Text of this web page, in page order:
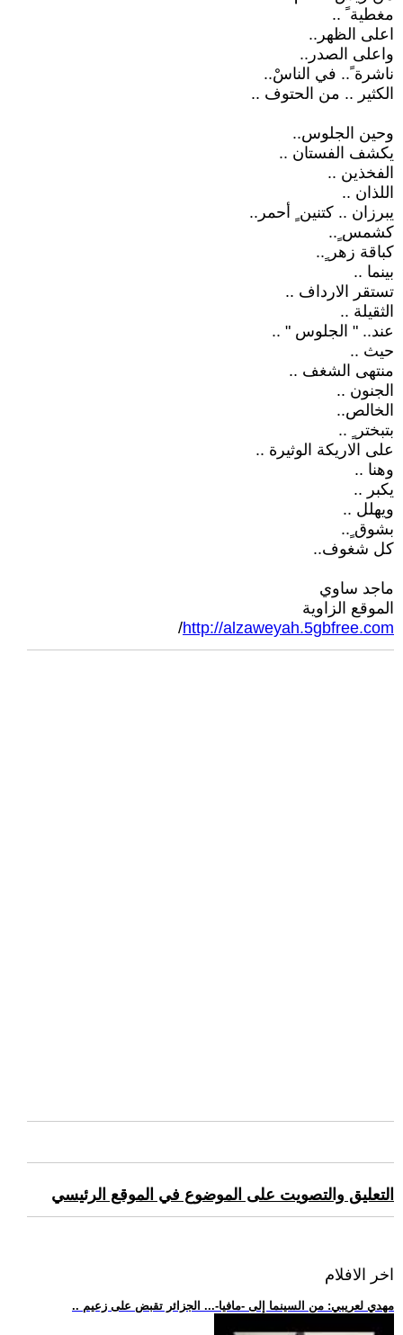
مغطية ً ..
اعلى الظهر..
واعلى الصدر..
ناشرة ً.. في الناسْ..
الكثير .. من الحتوف ..
وحين الجلوس..
يكشف الفستان ..
الفخذين ..
اللذان ..
يبرزان .. كتنين ٍ أحمر..
كشمس ٍ..
كباقة زهر ٍ..
بينما ..
تستقر الارداف ..
الثقيلة ..
عند.. " الجلوس " ..
حيث ..
منتهى الشغف ..
الجنون ..
الخالص..
بتبختر ٍ ..
على الاريكة الوثيرة ..
وهنا ..
يكبر ..
ويهلل ..
بشوق ٍ..
كل شغوف..
ماجد ساوي
الموقع الزاوية
http://alzaweyah.5gbfree.com
/
التعليق والتصويت على الموضوع في الموقع الرئيسي
اخر الافلام
.. مهدي لعريبي: من السينما إلى -مافيا-... الجزائر تقبض على زعيم